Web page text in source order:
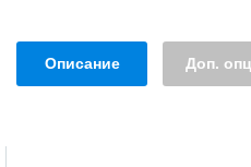
Описание Доп.